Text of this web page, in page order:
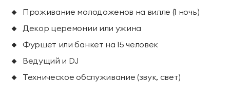
Проживание молодоженов на вилле (1 ночь)
Декор церемонии или ужина
Фуршет или банкет на 15 человек
Ведущий и DJ
Техническое обслуживание (звук, свет)